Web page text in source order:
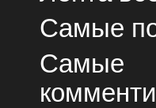
Самые
Самые